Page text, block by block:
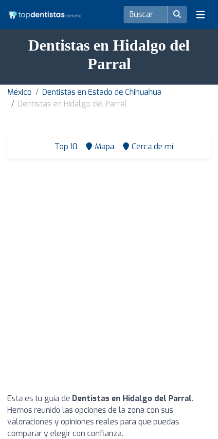
Dentistas en Hidalgo del
Parral
México
Dentistas en Estado de Chihuahua
Dentistas en Hidalgo del Parral
Top 10 Mapa Cerca de mí
Esta es tu guía de Dentistas en Hidalgo del Parral.
Hemos reunido las opciones de la zona con sus
valoraciones y opiniones reales para que puedas
comparar y elegir con confianza.